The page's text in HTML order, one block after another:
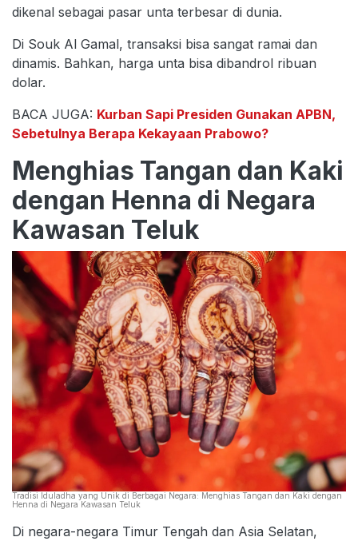
dikenal sebagai pasar unta terbesar di dunia.
Di Souk Al Gamal, transaksi bisa sangat ramai dan
dinamis. Bahkan, harga unta bisa dibandrol ribuan
dolar.
BACA JUGA: Kurban Sapi Presiden Gunakan APBN,
Sebetulnya Berapa Kekayaan Prabowo?
Menghias Tangan dan Kaki
dengan Henna di Negara
Kawasan Teluk
Tradisi Iduladha yang Unik di Berbagai Negara: Menghias Tangan dan Kaki dengan
Henna di Negara Kawasan Teluk
Di negara-negara Timur Tengah dan Asia Selatan,